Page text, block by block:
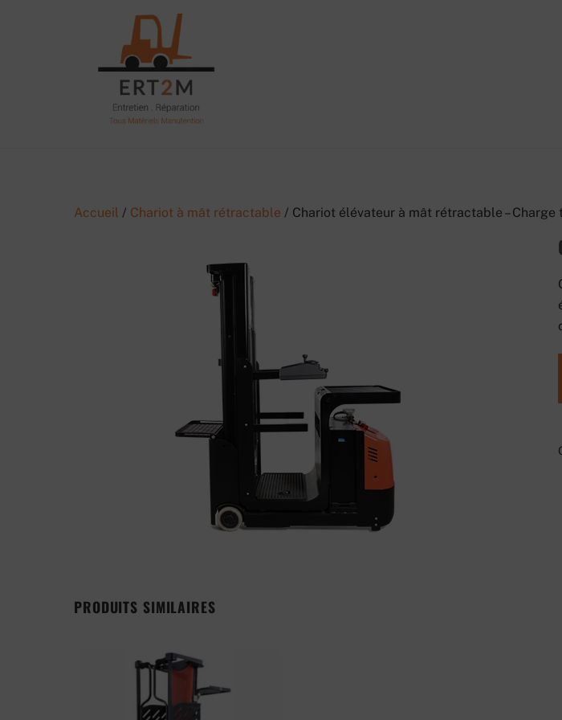
Accueil / Chariot à mât rétractable / Chariot élévateur à mât rétractable – Charge
PRODUITS SIMILAIRES